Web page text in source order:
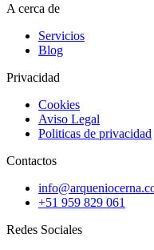
A cerca de
Servicios
Blog
Privacidad
Cookies
Aviso Legal
Politicas de privacidad
Contactos
+51 959 829 061
Redes Sociales